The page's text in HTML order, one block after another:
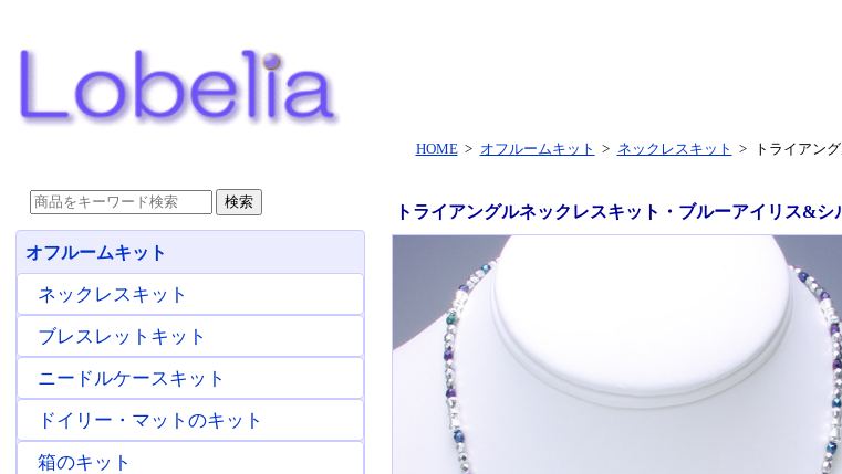
HOME > オフルームキット > ネックレスキット > トライアン
トライアングルネックレスキット・ブルーアイリス&シ
オフルームキット
ネックレスキット
ブレスレットキット
ニードルケースキット
ドイリー・マットのキット
箱のキット